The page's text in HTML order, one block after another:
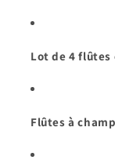
Lot de 4
Flûtes à